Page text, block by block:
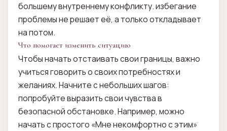
большему внутреннему конфликту. избегание
проблемы не решает её, а только откладывает
на потом.
Что помогает изменить ситуацию
Чтобы начать отстаивать свои границы, важно
учиться говорить о своих потребностях и
желаниях. Начните с небольших шагов:
попробуйте выразить свои чувства в
безопасной обстановке. Например, можно
начать с простого «Мне некомфортно с этим»